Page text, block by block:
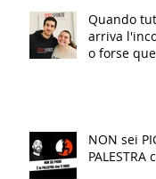
Quando
arriva
o forse
NON sei
PALESTRA